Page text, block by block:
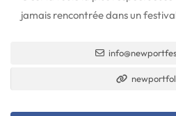
jamais rencontrée dans un